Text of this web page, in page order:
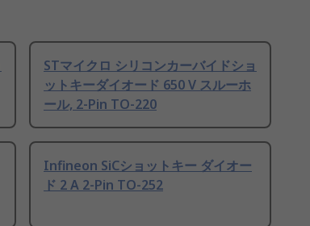
STマイクロ シリコンカーバイドショ
ットキーダイオード 650 V スルーホ
ール, 2-Pin TO-220
Infineon SiCショットキー ダイオー
ド 2 A 2-Pin TO-252